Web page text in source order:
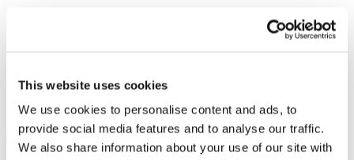
This website uses cookies
We use cookies to personalise content and ads, to
provide social media features and to analyse our traffic.
We also share information about your use of our site with